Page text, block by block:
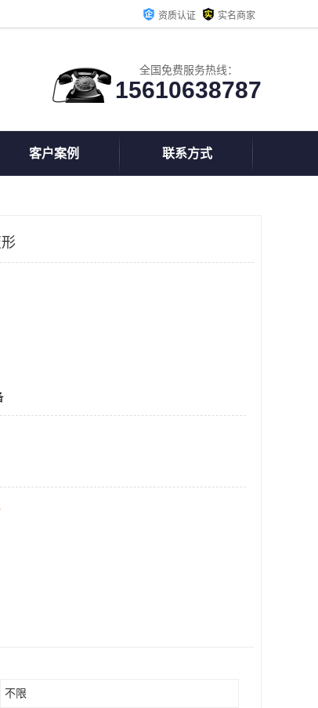
资质认证 实名商家
全国免费服务热线：
15610638787
客户案例 联系方式
不限